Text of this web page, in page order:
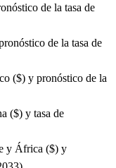
de la tasa de
de la tasa de
($) y pronóstico de la
($) y tasa de
y África ($) y